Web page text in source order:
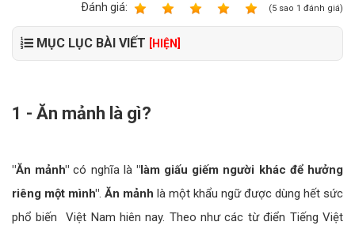
Ðánh giá:
(5 sao 1 đánh giá)
MỤC LỤC BÀI VIẾT [HIỆN]
1 - Ăn mảnh là gì?
"Ăn mảnh" có nghĩa là"làm giấu giếm người khác để hưởng
riêng một mình". Ăn mảnh là một khẩu ngữ được dùng hết sức
phổ biến Việt Nam hiên nay. Theo như các từ điển Tiếng Việt